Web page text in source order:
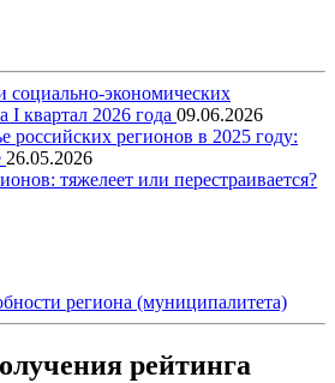
экономических
I квартал 2026 года 09.06.2026
российских регионов в 2025 году:
26.05.2026
тяжелеет или перестраивается?
региона (муниципалитета)
рейтинга